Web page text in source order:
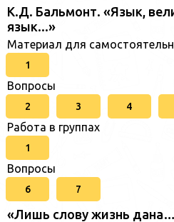
К.Д. Бальмонт. «Язык,
язык...»
Материал для
1
Вопросы
2 3 4
Работа в группах
1
Вопросы
6 7
«Лишь слову жизнь